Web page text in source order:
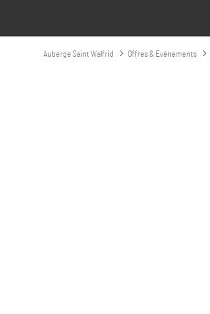
Auberge Saint Walfrid Offres & Evénements